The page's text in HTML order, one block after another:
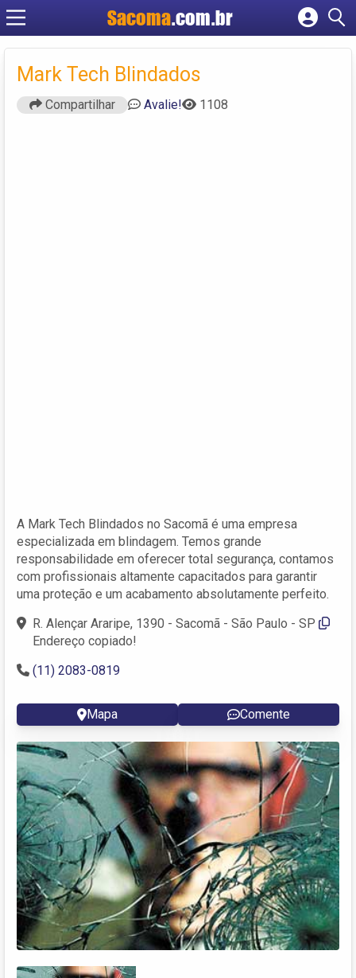
Sacoma.com.br
Cadastrar empresa
Criar conta
Mark Tech Blindados
Compartilhar Avalie! 1108
A Mark Tech Blindados no Sacomã é uma empresa
especializada em blindagem. Temos grande
responsabilidade em oferecer total segurança, contamos
com profissionais altamente capacitados para garantir
uma proteção e um acabamento absolutamente perfeito.
R. Alençar Araripe, 1390 - Sacomã - São Paulo - SP
Endereço copiado!
(11) 2083-0819
Mapa Comente